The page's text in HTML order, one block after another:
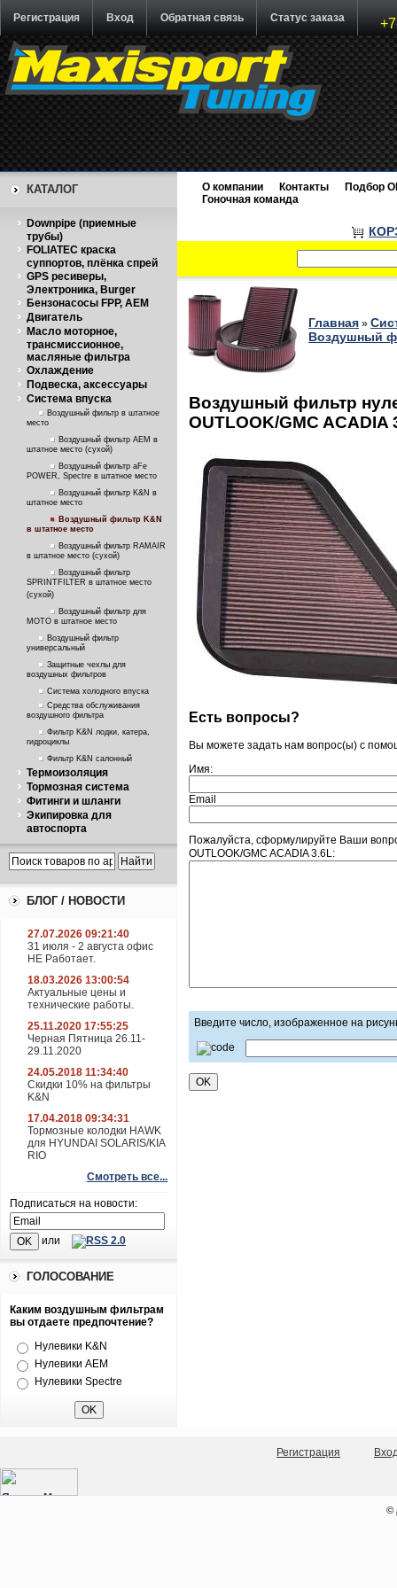
Регистрация Вход Обратная связь Статус заказа
КАТАЛОГ
Downpipe (приемные
трубы)
FOLIATEC краска
суппортов, плёнка спрей
GPS ресиверы,
Электроника, Burger
Бензонасосы FPP, AEM
Двигатель
Масло моторное,
трансмиссионное,
масляные фильтра
Охлаждение
Подвеска, аксессуары
Система впуска
Воздушный фильтр в штатное
место
Воздушный фильтр AEM в
штатное место (сухой)
Воздушный фильтр aFe
POWER, Spectre в штатное место
Воздушный фильтр K&N в
штатное место
Воздушный фильтр K&N
в штатное место
Воздушный фильтр RAMAIR
в штатное место (сухой)
Воздушный фильтр
SPRINTFILTER в штатное место
(сухой)
Воздушный фильтр для
МОТО в штатное место
Воздушный фильтр
универсальный
Защитные чехлы для
воздушных фильтров
Система холодного впуска
Средства обслуживания
воздушного фильтра
Фильтр K&N лодки, катера,
гидроциклы
Фильтр K&N салонный
Термоизоляция
Тормозная система
Фитинги и шланги
Экипировка для
автоспорта
БЛОГ / НОВОСТИ
27.07.2026 09:21:40
31 июля - 2 августа офис
НЕ Работает.
18.03.2026 13:00:54
Актуальные цены и
технические работы.
25.11.2020 17:55:25
Черная Пятница 26.11-
29.11.2020
24.05.2018 11:34:40
Скидки 10% на фильтры
K&N
17.04.2018 09:34:31
Тормозные колодки HAWK
для HYUNDAI SOLARIS/KIA
RIO
Смотреть все...
Подписаться на новости:
или
ГОЛОСОВАНИЕ
Каким воздушным фильтрам
вы отдаете предпочтение?
Нулевики K&N
Нулевики AEM
Нулевики Spectre
О компании Контакты
Подбор
Гоночная команда
Главная »
Воздушный
Воздушный фильтр
OUTLOOK/GMC ACADIA
Есть вопросы?
Вы можете задать нам вопрос(ы) с
Имя:
Email
Пожалуйста, сформулируйте Ваши
OUTLOOK/GMC ACADIA 3.6L:
Введите число, изображенное на
Регистрация
©